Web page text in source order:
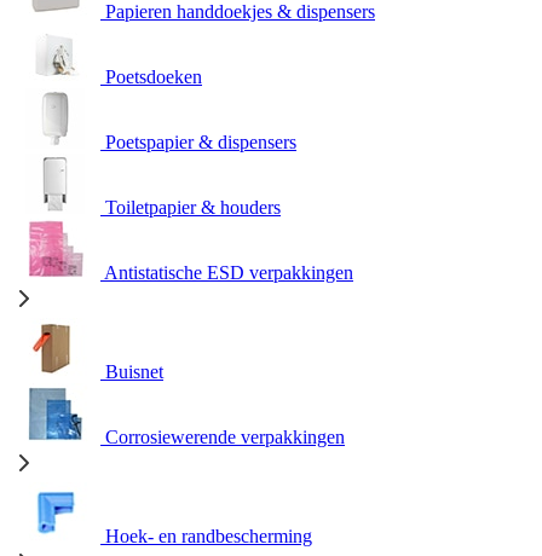
Papieren handdoekjes & dispensers
Poetsdoeken
Poetspapier & dispensers
Toiletpapier & houders
Antistatische ESD verpakkingen
Buisnet
Corrosiewerende verpakkingen
Hoek- en randbescherming